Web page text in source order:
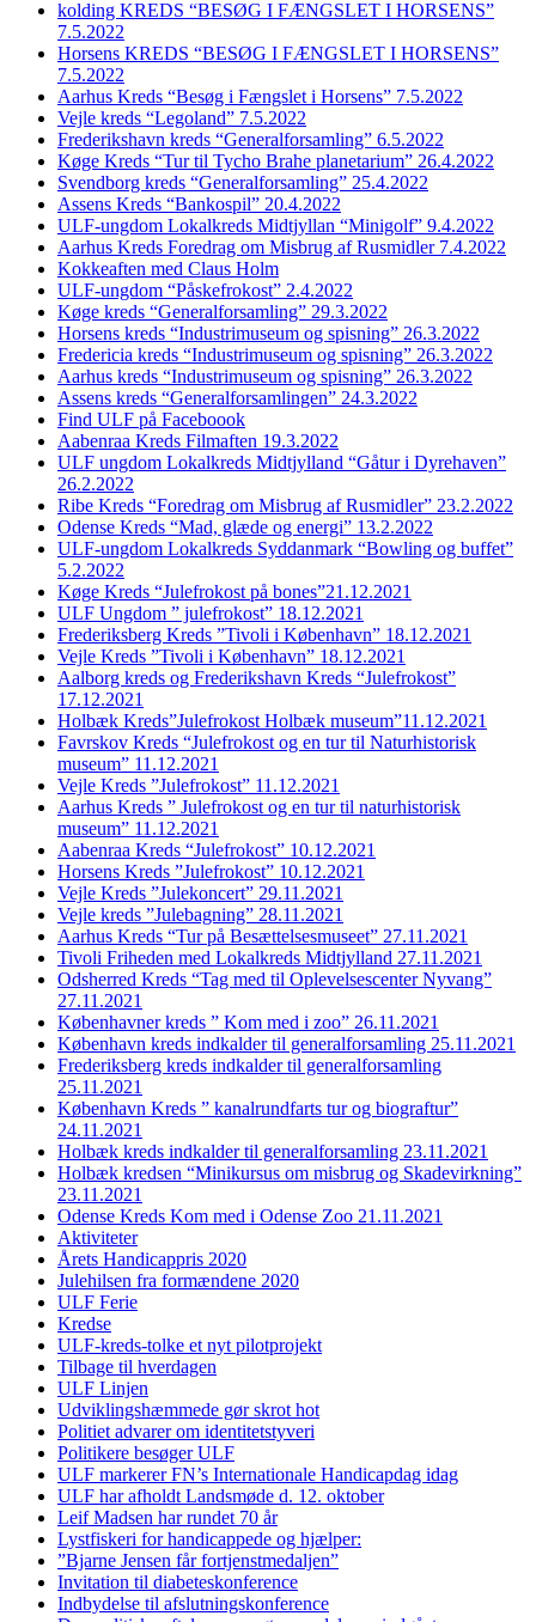
kolding KREDS “BESØG I FÆNGSLET I HORSENS”
7.5.2022
Horsens KREDS “BESØG I FÆNGSLET I HORSENS”
7.5.2022
Aarhus Kreds “Besøg i Fængslet i Horsens” 7.5.2022
Vejle kreds “Legoland” 7.5.2022
Frederikshavn kreds “Generalforsamling” 6.5.2022
Køge Kreds “Tur til Tycho Brahe planetarium” 26.4.2022
Svendborg kreds “Generalforsamling” 25.4.2022
Assens Kreds “Bankospil” 20.4.2022
ULF-ungdom Lokalkreds Midtjyllan “Minigolf” 9.4.2022
Aarhus Kreds Foredrag om Misbrug af Rusmidler 7.4.2022
Kokkeaften med Claus Holm
ULF-ungdom “Påskefrokost” 2.4.2022
Køge kreds “Generalforsamling” 29.3.2022
Horsens kreds “Industrimuseum og spisning” 26.3.2022
Fredericia kreds “Industrimuseum og spisning” 26.3.2022
Aarhus kreds “Industrimuseum og spisning” 26.3.2022
Assens kreds “Generalforsamlingen” 24.3.2022
Find ULF på Faceboook
Aabenraa Kreds Filmaften 19.3.2022
ULF ungdom Lokalkreds Midtjylland “Gåtur i Dyrehaven”
26.2.2022
Ribe Kreds “Foredrag om Misbrug af Rusmidler” 23.2.2022
Odense Kreds “Mad, glæde og energi” 13.2.2022
ULF-ungdom Lokalkreds Syddanmark “Bowling og buffet”
5.2.2022
Køge Kreds “Julefrokost på bones”21.12.2021
ULF Ungdom ” julefrokost” 18.12.2021
Frederiksberg Kreds ”Tivoli i København” 18.12.2021
Vejle Kreds ”Tivoli i København” 18.12.2021
Aalborg kreds og Frederikshavn Kreds “Julefrokost”
17.12.2021
Holbæk Kreds”Julefrokost Holbæk museum”11.12.2021
Favrskov Kreds “Julefrokost og en tur til Naturhistorisk
museum” 11.12.2021
Vejle Kreds ”Julefrokost” 11.12.2021
Aarhus Kreds ” Julefrokost og en tur til naturhistorisk
museum” 11.12.2021
Aabenraa Kreds “Julefrokost” 10.12.2021
Horsens Kreds ”Julefrokost” 10.12.2021
Vejle Kreds ”Julekoncert” 29.11.2021
Vejle kreds ”Julebagning” 28.11.2021
Aarhus Kreds “Tur på Besættelsesmuseet” 27.11.2021
Tivoli Friheden med Lokalkreds Midtjylland 27.11.2021
Odsherred Kreds “Tag med til Oplevelsescenter Nyvang”
27.11.2021
Københavner kreds ” Kom med i zoo” 26.11.2021
København kreds indkalder til generalforsamling 25.11.2021
Frederiksberg kreds indkalder til generalforsamling
25.11.2021
København Kreds ” kanalrundfarts tur og biograftur”
24.11.2021
Holbæk kreds indkalder til generalforsamling 23.11.2021
Holbæk kredsen “Minikursus om misbrug og Skadevirkning”
23.11.2021
Odense Kreds Kom med i Odense Zoo 21.11.2021
Aktiviteter
Årets Handicappris 2020
Julehilsen fra formændene 2020
ULF Ferie
Kredse
ULF-kreds-tolke et nyt pilotprojekt
Tilbage til hverdagen
ULF Linjen
Udviklingshæmmede gør skrot hot
Politiet advarer om identitetstyveri
Politikere besøger ULF
ULF markerer FN’s Internationale Handicapdag idag
ULF har afholdt Landsmøde d. 12. oktober
Leif Madsen har rundet 70 år
Lystfiskeri for handicappede og hjælper:
”Bjarne Jensen får fortjenstmedaljen”
Invitation til diabeteskonference
Indbydelse til afslutningskonference